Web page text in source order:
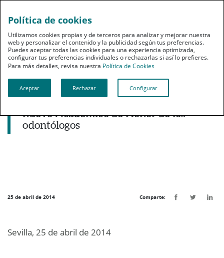
Noticias destacadas
Juan Ignacio Zoido, alcalde de Sevilla,
nuevo Académico de Honor de los
odontólogos
25 de abril de 2014 Comparte:
Sevilla, 25 de abril de 2014
Política de cookies
Utilizamos cookies propias y de terceros para analizar y mejorar nuestra
web y personalizar el contenido y la publicidad según tus preferencias.
Puedes aceptar todas las cookies para una experiencia optimizada,
configurar tus preferencias individuales o rechazarlas si así lo prefieres.
Para más detalles, revisa nuestra Política de Cookies
Aceptar Rechazar Configurar